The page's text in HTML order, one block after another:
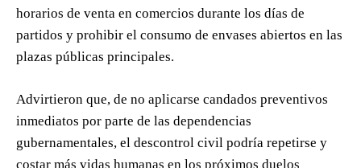
horarios de venta en comercios durante los días de
partidos y prohibir el consumo de envases abiertos en las
plazas públicas principales.
Advirtieron que, de no aplicarse candados preventivos
inmediatos por parte de las dependencias
gubernamentales, el descontrol civil podría repetirse y
costar más vidas humanas en los próximos duelos